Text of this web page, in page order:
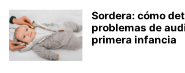
Sordera: cómo
problemas de
primera infancia